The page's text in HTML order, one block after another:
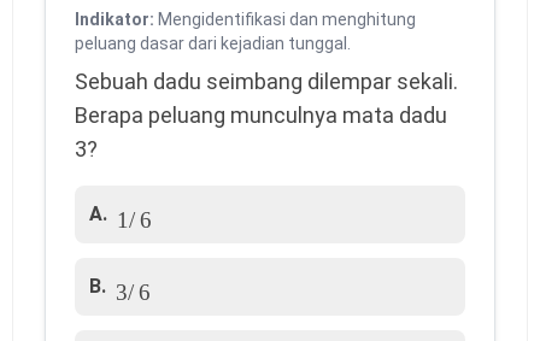
Indikator: Mengidentifikasi dan menghitung
peluang dasar dari kejadian tunggal.
Sebuah dadu seimbang dilempar sekali.
Berapa peluang munculnya mata dadu
3?
A.
B.